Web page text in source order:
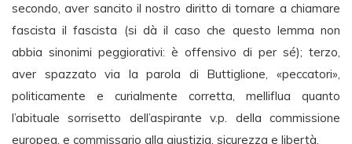
secondo, aver sancito il nostro diritto di tornare a chiamare
fascista il fascista (si dà il caso che questo lemma non
abbia sinonimi peggiorativi: è offensivo di per sé); terzo,
aver spazzato via la parola di Buttiglione, «peccatori»,
politicamente e curialmente corretta, melliflua quanto
l’abituale sorrisetto dell’aspirante v.p. della commissione
europea, e commissario alla giustizia, sicurezza e libertà.